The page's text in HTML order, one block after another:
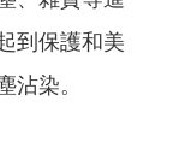
到保護和美
染。